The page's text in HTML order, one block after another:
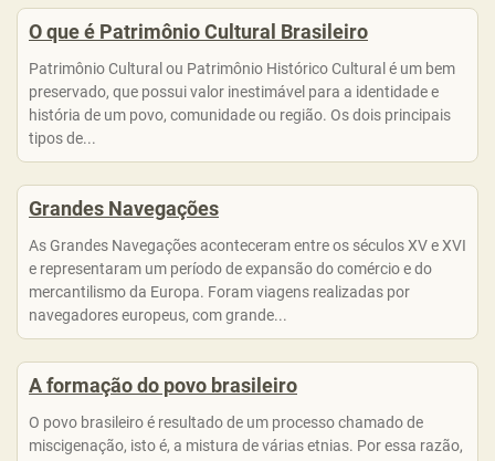
O que é Patrimônio Cultural Brasileiro
Patrimônio Cultural ou Patrimônio Histórico Cultural é um bem
preservado, que possui valor inestimável para a identidade e
história de um povo, comunidade ou região. Os dois principais
tipos de...
Grandes Navegações
As Grandes Navegações aconteceram entre os séculos XV e XVI
e representaram um período de expansão do comércio e do
mercantilismo da Europa. Foram viagens realizadas por
navegadores europeus, com grande...
A formação do povo brasileiro
O povo brasileiro é resultado de um processo chamado de
miscigenação, isto é, a mistura de várias etnias. Por essa razão,